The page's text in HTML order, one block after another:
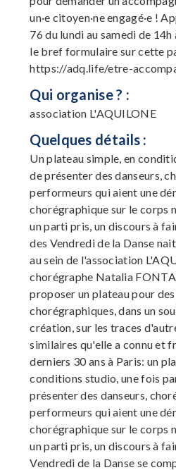
un·e citoyen·ne engagé·e !
76 du lundi au samedi de
le bref formulaire sur cette
https://adq.life/etre-
Qui organise ? :
association L'AQUILONE
Quelques détails :
Un plateau simple, en
de présenter des danseurs,
performeurs qui aient une
chorégraphique sur le corps
un parti pris, un discours à
des Vendredi de la Danse
au sein de l'association
chorégraphe Natalia
proposer un plateau pour
chorégraphiques, dans un
création, sur les traces
similaires qu'elle a connu et
derniers 30 ans à Paris: un
conditions studio, une fois
présenter des danseurs,
performeurs qui aient une
chorégraphique sur le corps
un parti pris, un discours à
Vendredi de la Danse se